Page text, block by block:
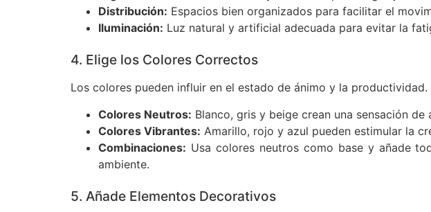
Distribución: Espacios bien organizados para facilitar el
Iluminación: Luz natural y artificial adecuada para evitar la
4. Elige los Colores Correctos
Los colores pueden influir en el estado de ánimo y la productividad.
Colores Neutros: Blanco, gris y beige crean una sensación
Colores Vibrantes: Amarillo, rojo y azul pueden estimular la
Combinaciones: Usa colores neutros como base y añade
ambiente.
5. Añade Elementos Decorativos